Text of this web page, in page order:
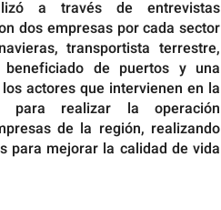
a través de entrevistas
dos empresas por cada sector
transportista terrestre,
beneficiado de puertos y una
actores que intervienen en la
para realizar la operación
de la región, realizando
para mejorar la calidad de vida